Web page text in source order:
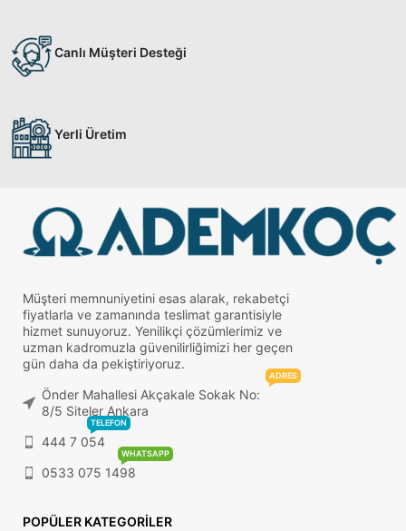
Canlı Müşteri Desteği
Yerli Üretim
Müşteri memnuniyetini esas alarak, rekabetçi
fiyatlarla ve zamanında teslimat garantisiyle
hizmet sunuyoruz. Yenilikçi çözümlerimiz ve
uzman kadromuzla güvenilirliğimizi her geçen
gün daha da pekiştiriyoruz.
Önder Mahallesi Akçakale Sokak No:
8/5 Siteler Ankara
ADRES
444 7 054
TELEFON
0533 075 1498
WHATSAPP
POPÜLER KATEGORILER